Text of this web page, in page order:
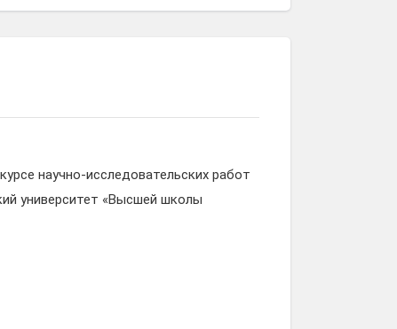
научно-исследовательских работ
университет «Высшей школы